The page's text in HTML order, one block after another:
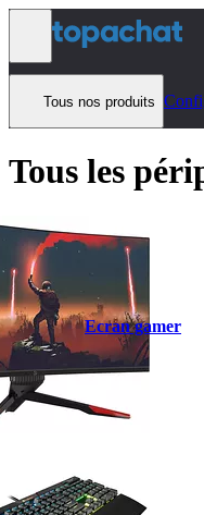
Aller au contenu
Tous nos produits
Tous les
Ecran gamer